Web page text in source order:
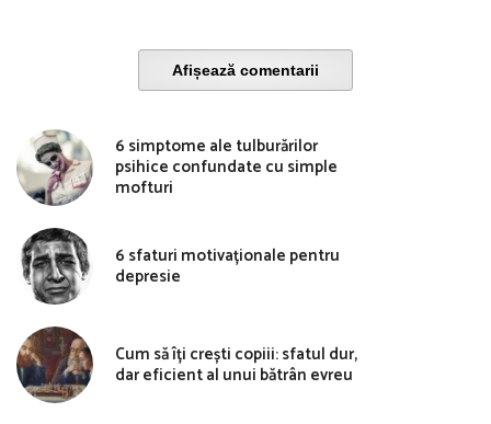
Afișează comentarii
6 simptome ale tulburărilor
psihice confundate cu simple
mofturi
6 sfaturi motivaționale pentru
depresie
Cum să îți crești copiii: sfatul dur,
dar eficient al unui bătrân evreu